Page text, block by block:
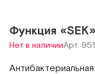
Функция «SEK»
Нет в наличииАрт.